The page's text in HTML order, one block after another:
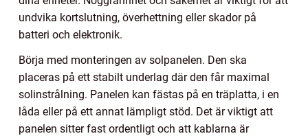
undvika kortslutning, överhettning eller skador på
batteri och elektronik.
Börja med monteringen av solpanelen. Den ska
placeras på ett stabilt underlag där den får maximal
solinstrålning. Panelen kan fästas på en träplatta, i en
låda eller på ett annat lämpligt stöd. Det är viktigt att
panelen sitter fast ordentligt och att kablarna är